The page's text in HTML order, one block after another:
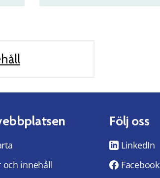
och innehåll
Följ oss
LinkedIn
Facebook